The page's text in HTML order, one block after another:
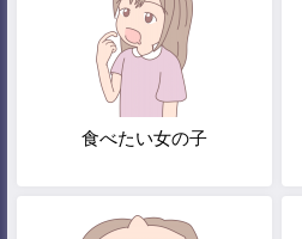
食べたい女の子